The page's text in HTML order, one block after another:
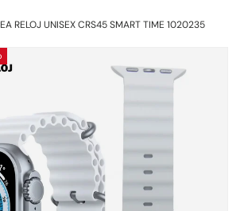
RELOJ UNISEX CRS45 SMART TIME 1020235
a la información del producto
disponible en la vista de galería